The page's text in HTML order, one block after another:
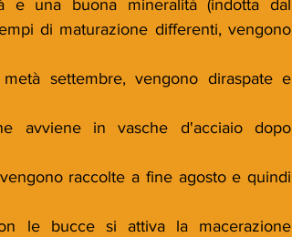
e una buona mineralità (indotta dal
di maturazione differenti, vengono
settembre, vengono diraspate e
avviene in vasche d'acciaio dopo
raccolte a fine agosto e quindi
le bucce si attiva la macerazione